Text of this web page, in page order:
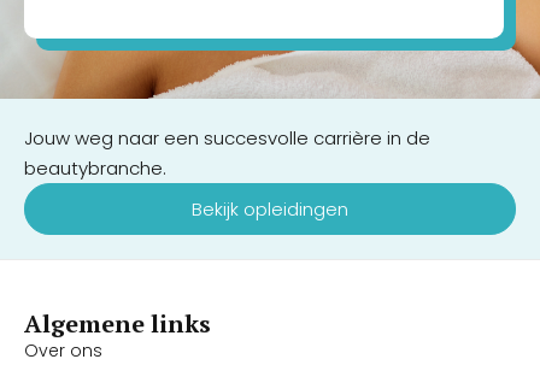
Jouw weg naar een succesvolle carrière in de
beautybranche.
Bekijk opleidingen
Algemene links
Over ons